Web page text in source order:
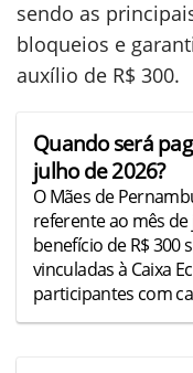
sendo as
bloqueios e
auxílio de R$ 300.
Quando será
julho de 2026?
O Mães de
referente ao mês
benefício de R$ 300
vinculadas à Caixa
participantes com